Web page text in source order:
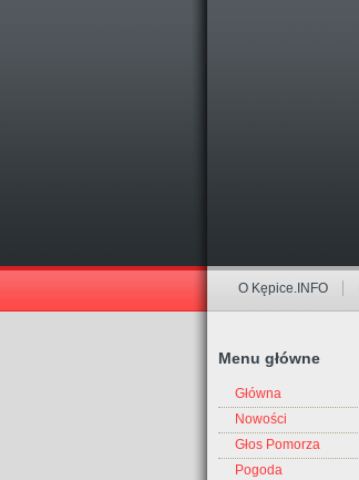
O Kępice.INFO
Menu główne
Główna
Nowości
Głos Pomorza
Pogoda